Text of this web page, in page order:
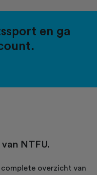
en ga
NTFU.
overzicht van